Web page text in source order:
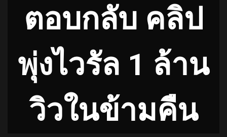
ตอบกลับ คลิป
พุ่งไวรัล 1 ล้าน
วิวในข้ามคืน